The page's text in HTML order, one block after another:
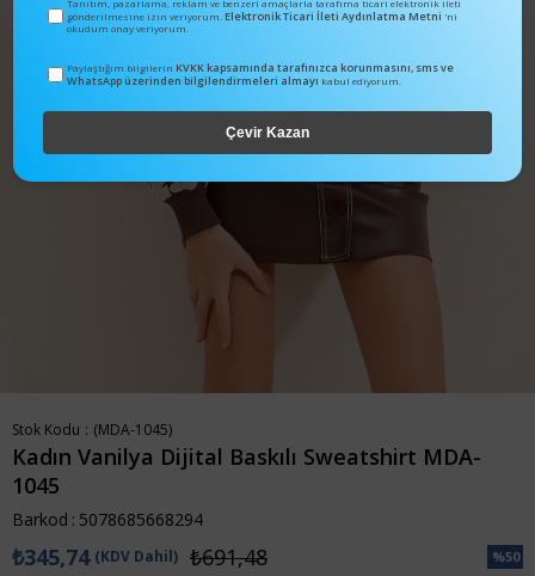
Stok Kodu (MDA-1045)
Kadın Vanilya Dijital Baskılı Sweatshirt MDA-
1045
Barkod : 5078685668294
%50
₺691,48
₺345,74 (KDV Dahil)
Tanıtım, pazarlama, reklam ve benzeri amaçlarla tarafıma ticari elektronik ileti
gönderilmesine izin veriyorum.Elektronik Ticari İleti Aydınlatma Metni 'ni
okudum onay veriyorum.
Paylaştığım bilgilerin KVKK kapsamında tarafınızca korunmasını, sms ve
WhatsApp üzerinden bilgilendirmeleri almayı kabul ediyorum.
Çevir Kazan